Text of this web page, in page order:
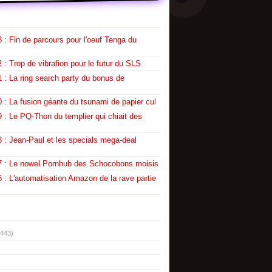
: Fin de parcours pour l'oeuf Tenga du
: Trop de vibrafion pour le futur du SLS
: La ring search party du bonus de
: La fusion géante du tsunami de papier cul
: Le PQ-Thon du templier qui chiait des
: Jean-Paul et les specials mega-deal
: Le nowel Pornhub des Schocobons moisis
: L'automatisation Amazon de la rave partie